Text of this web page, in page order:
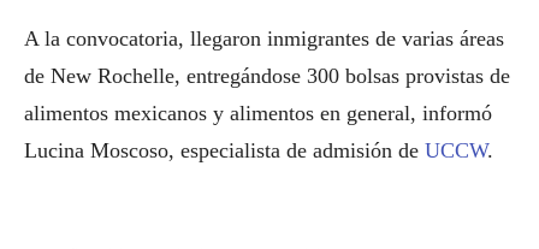
A la convocatoria, llegaron inmigrantes de varias áreas
de New Rochelle, entregándose 300 bolsas provistas de
alimentos mexicanos y alimentos en general, informó
Lucina Moscoso, especialista de admisión de UCCW.